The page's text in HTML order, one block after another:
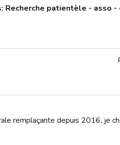
Recherche patientèle - asso
remplaçante depuis 2016, je